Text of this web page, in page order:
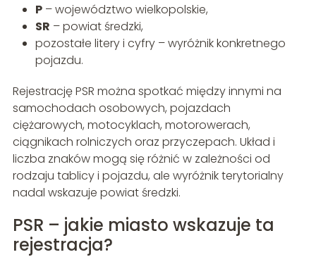
P– województwo wielkopolskie,
SR – powiat średzki,
pozostałe litery i cyfry – wyróżnik konkretnego
pojazdu.
Rejestrację PSR można spotkać między innymi na
samochodach osobowych, pojazdach
ciężarowych, motocyklach, motorowerach,
ciągnikach rolniczych oraz przyczepach. Układ i
liczba znaków mogą się różnić w zależności od
rodzaju tablicy i pojazdu, ale wyróżnik terytorialny
nadal wskazuje powiat średzki.
PSR – jakie miasto wskazuje ta
rejestracja?